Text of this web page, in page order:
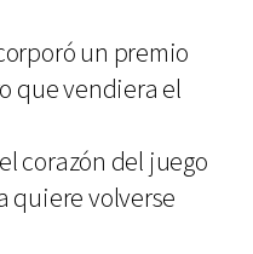
un premio
que vendiera el
corazón del juego
quiere volverse